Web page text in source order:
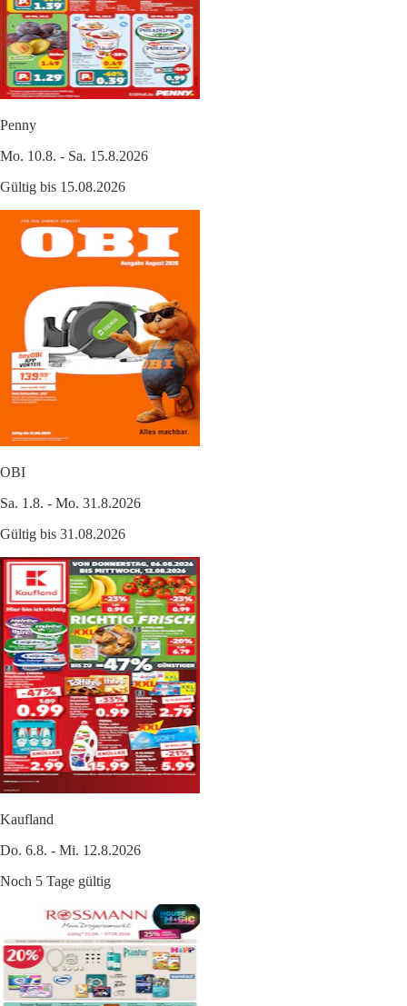
Penny
Mo. 10.8. - Sa. 15.8.2026
Gültig bis 15.08.2026
OBI
Sa. 1.8. - Mo. 31.8.2026
Gültig bis 31.08.2026
Kaufland
Do. 6.8. - Mi. 12.8.2026
Noch 5 Tage gültig